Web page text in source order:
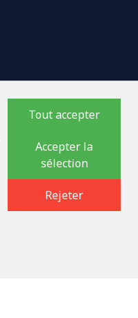
Tout accepter
Accepter la
sélection
Rejeter